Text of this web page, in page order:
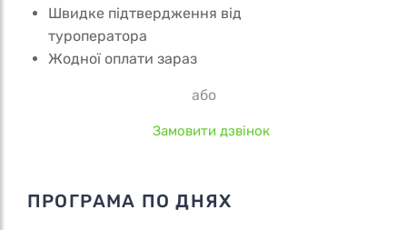
Швидке підтвердження від
туроператора
Жодної оплати зараз
або
Замовити дзвінок
ПРОГРАМА ПО ДНЯХ